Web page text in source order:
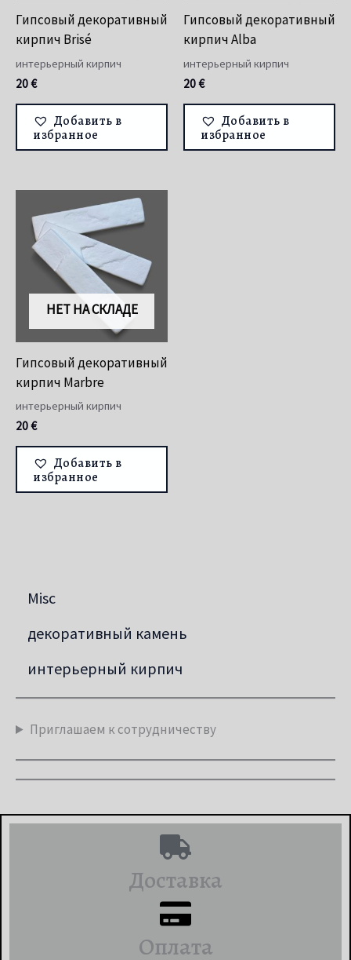
Гипсовый декоративный
кирпич Brisé
интерьерный кирпич
20€
Добавить в
избранное
Гипсовый декоративный
кирпич Alba
интерьерный кирпич
20€
Добавить в
избранное
НЕТ НА СКЛАДЕ
Гипсовый декоративный
кирпич Marbre
интерьерный кирпич
20€
Добавить в
избранное
Misc
декоративный камень
интерьерный кирпич
Приглашаем к сотрудничеству
Доставка
Оплата